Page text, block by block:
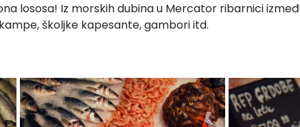
lososa! Iz morskih dubina u Mercator ribarnici
školjke kapesante, gambori itd.